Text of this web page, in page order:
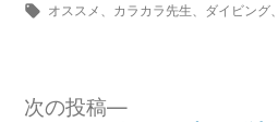
者:
テ
タ
オススメ カラカラ先生 ダイビング、
次の投稿
次